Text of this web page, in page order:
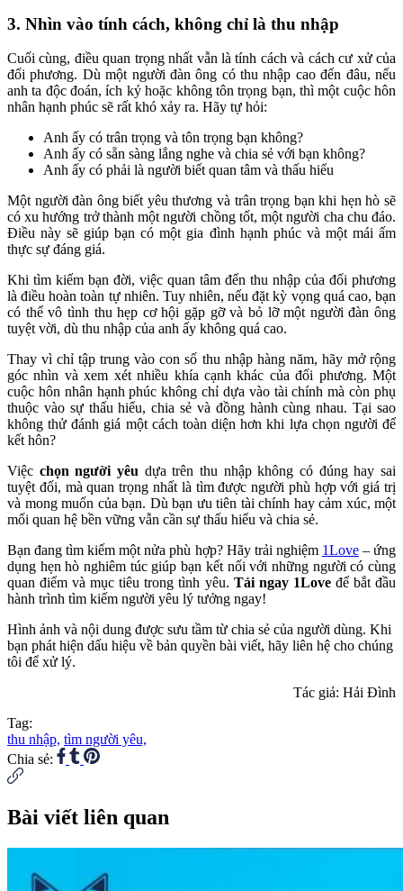
3. Nhìn vào tính cách, không chỉ là thu nhập
Cuối cùng, điều quan trọng nhất vẫn là tính cách và cách cư xử của
đối phương. Dù một người đàn ông có thu nhập cao đến đâu, nếu
anh ta độc đoán, ích kỷ hoặc không tôn trọng bạn, thì một cuộc hôn
nhân hạnh phúc sẽ rất khó xảy ra. Hãy tự hỏi:
Anh ấy có trân trọng và tôn trọng bạn không?
Anh ấy có sẵn sàng lắng nghe và chia sẻ với bạn không?
Anh ấy có phải là người biết quan tâm và thấu hiểu
Một người đàn ông biết yêu thương và trân trọng bạn khi hẹn hò sẽ
có xu hướng trở thành một người chồng tốt, một người cha chu đáo.
Điều này sẽ giúp bạn có một gia đình hạnh phúc và một mái ấm
thực sự đáng giá.
Khi tìm kiếm bạn đời, việc quan tâm đến thu nhập của đối phương
là điều hoàn toàn tự nhiên. Tuy nhiên, nếu đặt kỳ vọng quá cao, bạn
có thể vô tình thu hẹp cơ hội gặp gỡ và bỏ lỡ một người đàn ông
tuyệt vời, dù thu nhập của anh ấy không quá cao.
Thay vì chỉ tập trung vào con số thu nhập hàng năm, hãy mở rộng
góc nhìn và xem xét nhiều khía cạnh khác của đối phương. Một
cuộc hôn nhân hạnh phúc không chỉ dựa vào tài chính mà còn phụ
thuộc vào sự thấu hiểu, chia sẻ và đồng hành cùng nhau. Tại sao
không thử đánh giá một cách toàn diện hơn khi lựa chọn người để
kết hôn?
Việc chọn người yêu dựa trên thu nhập không có đúng hay sai
tuyệt đối, mà quan trọng nhất là tìm được người phù hợp với giá trị
và mong muốn của bạn. Dù bạn ưu tiên tài chính hay cảm xúc, một
mối quan hệ bền vững vẫn cần sự thấu hiểu và chia sẻ.
Bạn đang tìm kiếm một nửa phù hợp? Hãy trải nghiệm 1Love– ứng
dụng hẹn hò nghiêm túc giúp bạn kết nối với những người có cùng
quan điểm và mục tiêu trong tình yêu. Tải ngay 1Loveđể bắt đầu
hành trình tìm kiếm người yêu lý tưởng ngay!
Hình ảnh và nội dung được sưu tầm từ chia sẻ của người dùng. Khi
bạn phát hiện dấu hiệu về bản quyền bài viết, hãy liên hệ cho chúng
tôi để xử lý.
Tác giả: Hải Đình
Tag:
thu nhập, tìm người yêu,
Chia sẻ:
Bài viết liên quan